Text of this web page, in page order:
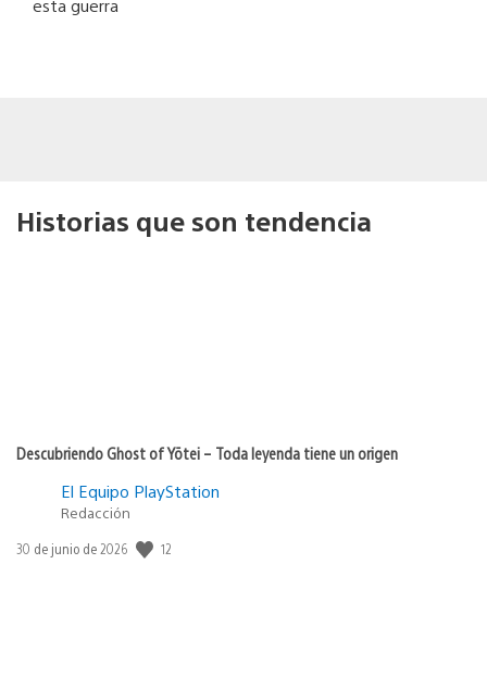
esta guerra
Historias que son tendencia
Descubriendo Ghost of Yōtei – Toda leyenda tiene un origen
El Equipo PlayStation
Redacción
Fecha
30 de junio de 2026 12